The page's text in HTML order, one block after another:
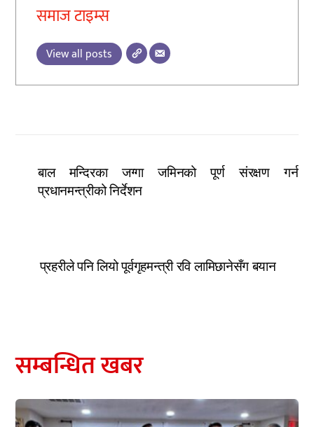
समाज टाइम्स
View all posts
बाल मन्दिरका जग्गा जमिनको पूर्ण संरक्षण गर्न
प्रधानमन्त्रीको निर्देशन
प्रहरीले पनि लियो पूर्वगृहमन्त्री रवि लामिछानेसँग बयान
सम्बन्धित खबर